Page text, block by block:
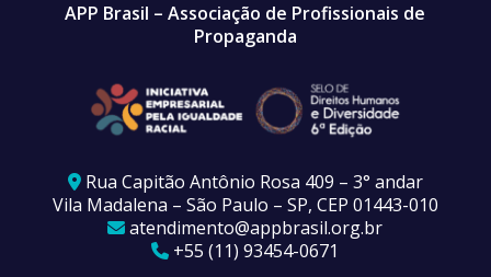
APP Brasil – Associação de Profissionais de
Propaganda
Rua Capitão Antônio Rosa 409 – 3° andar
Vila Madalena – São Paulo – SP, CEP 01443-010
atendimento@appbrasil.org.br
+55 (11) 93454-0671